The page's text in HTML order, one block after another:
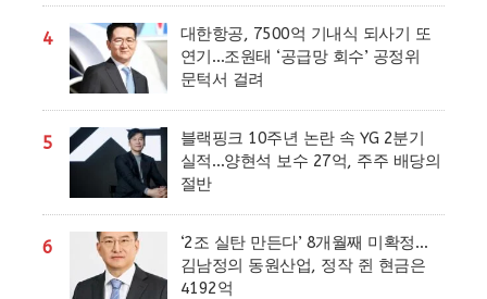
4
대한항공, 7500억 기내식 되사기 또
연기…조원태 ‘공급망 회수’ 공정위
문턱서 걸려
5
블랙핑크 10주년 논란 속 YG 2분기
실적…양현석 보수 27억, 주주 배당의
절반
6
‘2조 실탄 만든다’ 8개월째 미확정…
김남정의 동원산업, 정작 쥔 현금은
4192억